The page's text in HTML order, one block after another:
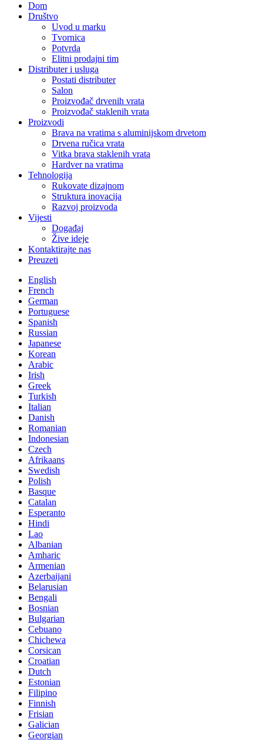
Dom
Društvo
Uvod u marku
Tvornica
Potvrda
Elitni prodajni tim
Distributer i usluga
Postati distributer
Salon
Proizvođač drvenih vrata
Proizvođač staklenih vrata
Proizvodi
Brava na vratima s aluminijskom drvetom
Drvena ručica vrata
Vitka brava staklenih vrata
Hardver na vratima
Tehnologija
Rukovate dizajnom
Struktura inovacija
Razvoj proizvoda
Vijesti
Događaj
Žive ideje
Kontaktirajte nas
Preuzeti
English
French
German
Portuguese
Spanish
Russian
Japanese
Korean
Arabic
Irish
Greek
Turkish
Italian
Danish
Romanian
Indonesian
Czech
Afrikaans
Swedish
Polish
Basque
Catalan
Esperanto
Hindi
Lao
Albanian
Amharic
Armenian
Azerbaijani
Belarusian
Bengali
Bosnian
Bulgarian
Cebuano
Chichewa
Corsican
Croatian
Dutch
Estonian
Filipino
Finnish
Frisian
Galician
Georgian